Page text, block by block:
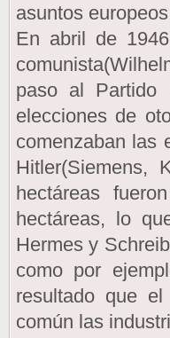
asuntos
En abril de
paso al Partido
elecciones de
comenzaban las
Hitler(Siemens,
hectáreas
hectáreas, lo
Hermes y
como por
resultado que
común las